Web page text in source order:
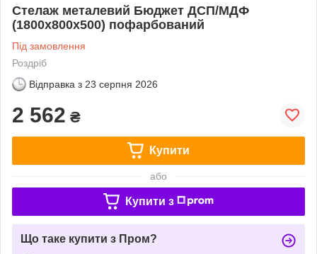
Стелаж металевий Бюджет ДСП/МДФ
(1800х800х500) пофарбований
Під замовлення
Роздріб
Відправка з 23 серпня 2026
2 562 ₴
Купити
або
Купити з
Що таке купити з Пром?